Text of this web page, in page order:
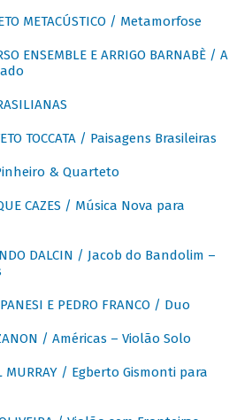
METACÚSTICO / Metamorfose
ENSEMBLE E ARRIGO BARNABÈ / A
TOCCATA / Paisagens Brasileiras
& Quarteto
CAZES / Música Nova para
DALCIN / Jacob do Bandolim –
E PEDRO FRANCO / Duo
/ Américas – Violão Solo
MURRAY / Egberto Gismonti para